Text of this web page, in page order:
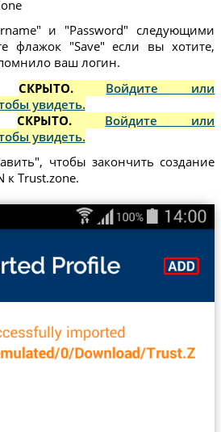
и "Password" следующими
флажок "Save" если вы хотите,
ваш логин.
СКРЫТО. Войдите или
увидеть.
СКРЫТО. Войдите или
увидеть.
чтобы закончить создание
к Trust.zone.